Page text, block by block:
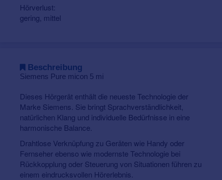
Hörverlust:
gering, mittel
Beschreibung
Siemens Pure micon 5 mi
Dieses Hörgerät enthält die neueste Technologie der
Marke Siemens. Sie bringt Sprachverständlichkeit,
natürlichen Klang und individuelle Bedürfnisse in eine
harmonische Balance.
Drahtlose Verknüpfung zu Geräten wie Handy oder
Fernseher ebenso wie modernste Technologie bei
Rückkopplung oder Steuerung von Situationen führen zu
einem eindrucksvollen Hörerlebnis.